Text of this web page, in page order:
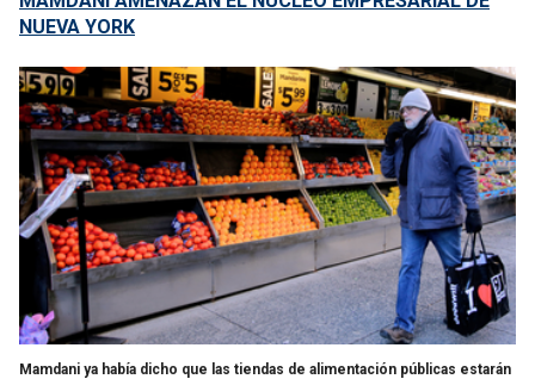
NUEVA YORK
Mamdani ya había dicho que las tiendas de alimentación públicas estarán